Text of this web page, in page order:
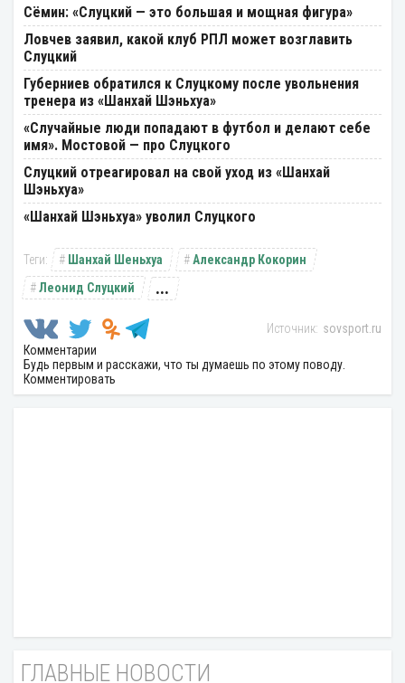
Сёмин: «Слуцкий — это большая и мощная фигура»
Ловчев заявил, какой клуб РПЛ может возглавить
Слуцкий
Губерниев обратился к Слуцкому после увольнения
тренера из «Шанхай Шэньхуа»
«Случайные люди попадают в футбол и делают себе
имя». Мостовой — про Слуцкого
Слуцкий отреагировал на свой уход из «Шанхай
Шэньхуа»
«Шанхай Шэньхуа» уволил Слуцкого
Шанхай Шеньхуа
Александр Кокорин
Леонид Слуцкий
...
sovsport.ru
Комментарии
Будь первым и расскажи, что ты думаешь по этому поводу.
Комментировать
ГЛАВНЫЕ НОВОСТИ